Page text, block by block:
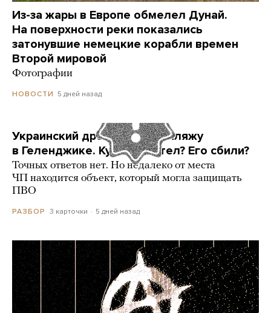
Из-за жары в Европе обмелел Дунай.
На поверхности реки показались
затонувшие немецкие корабли времен
Второй мировой
Фотографии
НОВОСТИ 5 дней назад
Украинский дрон попал по пляжу
в Геленджике. Куда он летел? Его сбили?
Точных ответов нет. Но недалеко от места
ЧП находится объект, который могла защищать
ПВО
РАЗБОР 3 карточки 5 дней назад